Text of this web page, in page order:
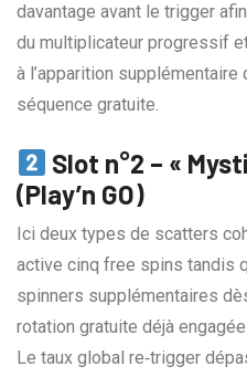
davantage avant le trigger
du multiplicateur progressif
à l’apparition supplémentaire
séquence gratuite.
Slot n°2 – «
(Play’n GO)
Ici deux types de scatters
active cinq free spins tandis
spinners supplémentaires
rotation gratuite déjà engagée.
Le taux global re‑trigger